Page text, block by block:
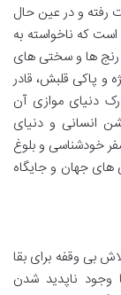
رفته و در عین حال
که ناخواسته به
رنج ها و سختی های
و پاکی قلبش، قادر
دنیای موازی آن
انسانی و دنیای
خودشناسی و بلوغ
های جهان و جایگاه
بی وقفه برای بقا
ناپدید شدن